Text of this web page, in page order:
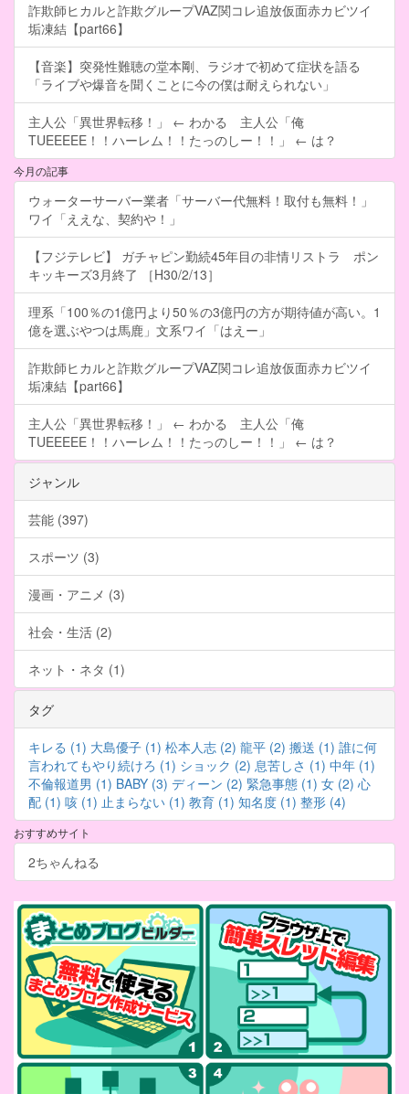
詐欺師ヒカルと詐欺グループVAZ関コレ追放仮面赤カビツイ
垢凍結【part66】
【音楽】突発性難聴の堂本剛、ラジオで初めて症状を語る
「ライブや爆音を聞くことに今の僕は耐えられない」
主人公「異世界転移！」 ← わかる 主人公「俺
TUEEEEE！！ハーレム！！たっのしー！！」 ← は？
今月の記事
ウォーターサーバー業者「サーバー代無料！取付も無料！」
ワイ「ええな、契約や！」
【フジテレビ】 ガチャピン勤続45年目の非情リストラ ポン
キッキーズ3月終了 ［H30/2/13］
理系「100％の1億円より50％の3億円の方が期待値が高い。1
億を選ぶやつは馬鹿」文系ワイ「はえー」
詐欺師ヒカルと詐欺グループVAZ関コレ追放仮面赤カビツイ
垢凍結【part66】
主人公「異世界転移！」 ← わかる 主人公「俺
TUEEEEE！！ハーレム！！たっのしー！！」 ← は？
ジャンル
芸能 (397)
スポーツ (3)
漫画・アニメ (3)
社会・生活 (2)
ネット・ネタ (1)
タグ
キレる (1) 大島優子 (1) 松本人志 (2) 龍平 (2) 搬送 (1) 誰に何
言われてもやり続けろ (1) ショック (2) 息苦しさ (1) 中年 (1)
不倫報道男 (1) BABY (3) ディーン (2) 緊急事態 (1) 女 (2) 心
配 (1) 咳 (1) 止まらない (1) 教育 (1) 知名度 (1) 整形 (4)
おすすめサイト
2ちゃんねる